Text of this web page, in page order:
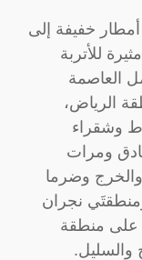
خفيفة إلى
للأتربة
العاصمة
الرياض،
وشقراء
ومرات
وضرما
ومنطقتَي نجران
على منطقة
والسليل.